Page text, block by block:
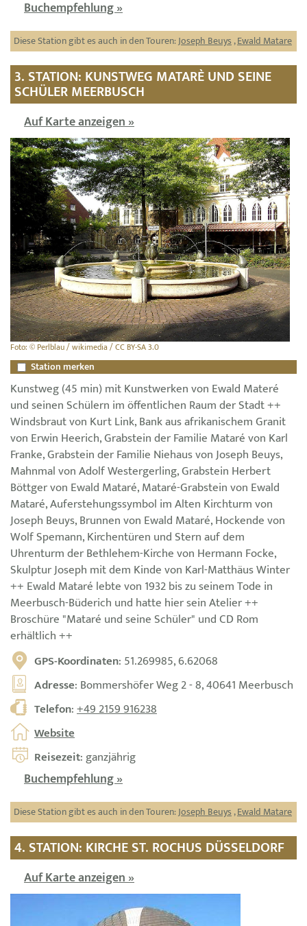
Buchempfehlung »
Diese Station gibt es auch in den Touren:Joseph Beuys ,Ewald Matare
3. STATION: KUNSTWEG MATARÈ UND SEINE
SCHÜLER MEERBUSCH
Auf Karte anzeigen »
Foto: © Perlblau / wikimedia / CC BY-SA 3.0
Station merken
Kunstweg (45 min) mit Kunstwerken von Ewald Materé
und seinen Schülern im öffentlichen Raum der Stadt ++
Windsbraut von Kurt Link, Bank aus afrikanischem Granit
von Erwin Heerich, Grabstein der Familie Mataré von Karl
Franke, Grabstein der Familie Niehaus von Joseph Beuys,
Mahnmal von Adolf Westergerling, Grabstein Herbert
Böttger von Ewald Mataré, Mataré-Grabstein von Ewald
Mataré, Auferstehungssymbol im Alten Kirchturm von
Joseph Beuys, Brunnen von Ewald Mataré, Hockende von
Wolf Spemann, Kirchentüren und Stern auf dem
Uhrenturm der Bethlehem-Kirche von Hermann Focke,
Skulptur Joseph mit dem Kinde von Karl-Matthäus Winter
++ Ewald Mataré lebte von 1932 bis zu seinem Tode in
Meerbusch-Büderich und hatte hier sein Atelier ++
Broschüre "Mataré und seine Schüler" und CD Rom
erhältlich ++
GPS-Koordinaten: 51.269985, 6.62068
Adresse: Bommershöfer Weg 2 - 8, 40641 Meerbusch
Telefon:+49 2159 916238
Website
Reisezeit: ganzjährig
Buchempfehlung »
Diese Station gibt es auch in den Touren:Joseph Beuys ,Ewald Matare
4. STATION: KIRCHE ST. ROCHUS DÜSSELDORF
Auf Karte anzeigen »